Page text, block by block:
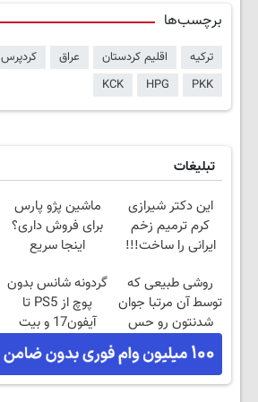
برچسب‌ها
ترکیه اقلیم کردستان عراق کردپرس
PKK
HPG
KCK
تبلیغات
این دکتر شیرازی
کرم ترمیم زخم
ایرانی را ساخت!!!
ماشین پژو پارس
برای فروش داری؟
اینجا سریع
روشی طبیعی که
توسط آن مرتبا جوان
شدنتون رو حس
کنید تخفیف ویژه🔥
گردونه شانس بدون
پوچ از PS5 تا
آیفون17 و بیت
کوین 🔥